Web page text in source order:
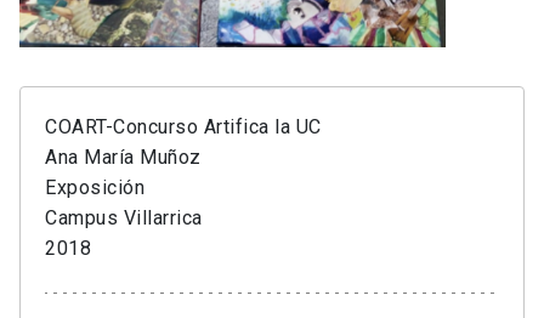
COART-Concurso Artifica la UC
Ana María Muñoz
Exposición
Campus Villarrica
2018